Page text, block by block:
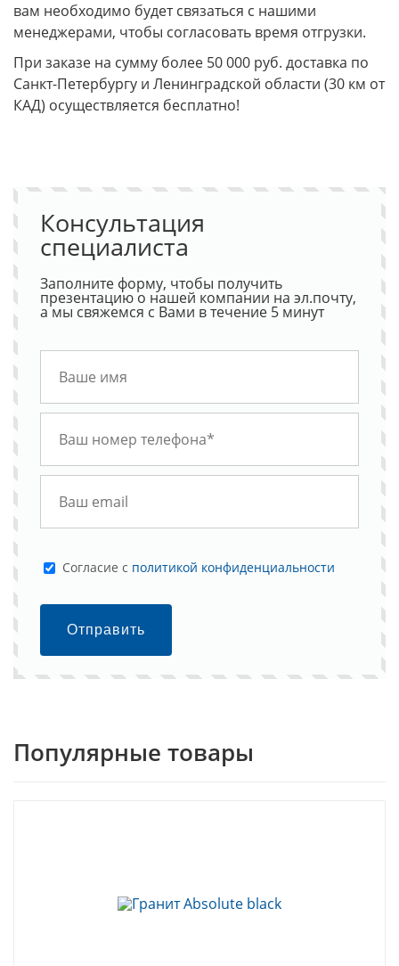
вам необходимо будет связаться с нашими
менеджерами, чтобы согласовать время отгрузки.
При заказе на сумму более 50 000 руб. доставка по
Санкт-Петербургу и Ленинградской области (30 км от
КАД) осуществляется бесплатно!
Консультация
специалиста
Заполните форму, чтобы получить
презентацию о нашей компании на эл.почту,
а мы свяжемся с Вами в течение 5 минут
Cогласие с политикой конфиденциальности
Отправить
Популярные товары